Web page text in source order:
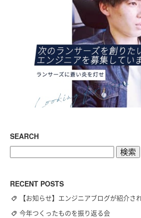
SEARCH
RECENT POSTS
【お知らせ】エンジニアブログが紹介さ
今年つくったものを振り返る会